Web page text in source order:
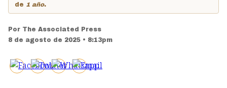
de 1 año.
Por The Associated Press
8 de agosto de 2025 • 8:13pm